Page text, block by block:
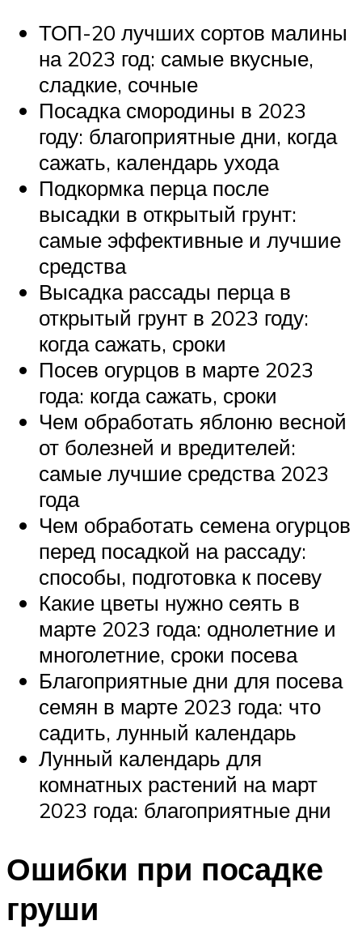
ТОП-20 лучших сортов малины
на 2023 год: самые вкусные,
сладкие, сочные
Посадка смородины в 2023
году: благоприятные дни, когда
сажать, календарь ухода
Подкормка перца после
высадки в открытый грунт:
самые эффективные и лучшие
средства
Высадка рассады перца в
открытый грунт в 2023 году:
когда сажать, сроки
Посев огурцов в марте 2023
года: когда сажать, сроки
Чем обработать яблоню весной
от болезней и вредителей:
самые лучшие средства 2023
года
Чем обработать семена огурцов
перед посадкой на рассаду:
способы, подготовка к посеву
Какие цветы нужно сеять в
марте 2023 года: однолетние и
многолетние, сроки посева
Благоприятные дни для посева
семян в марте 2023 года: что
садить, лунный календарь
Лунный календарь для
комнатных растений на март
2023 года: благоприятные дни
Ошибки при посадке
груши